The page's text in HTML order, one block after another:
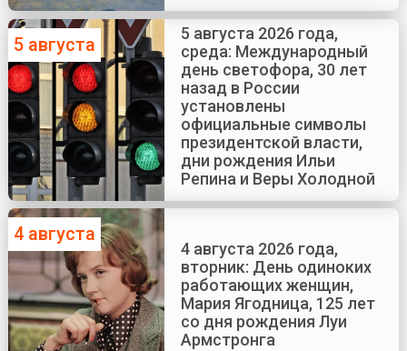
5 августа
5 августа 2026 года,
среда: Международный
день светофора, 30 лет
назад в России
установлены
официальные символы
президентской власти,
дни рождения Ильи
Репина и Веры Холодной
4 августа
4 августа 2026 года,
вторник: День одиноких
работающих женщин,
Мария Ягодница, 125 лет
со дня рождения Луи
Армстронга